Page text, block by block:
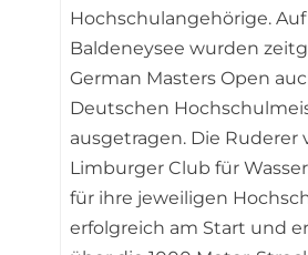
Hochschulangehörige.
Baldeneysee wurden
German Masters Open
Deutschen
ausgetragen. Die Ruderer
Limburger Club für
für ihre jeweiligen
erfolgreich am Start und